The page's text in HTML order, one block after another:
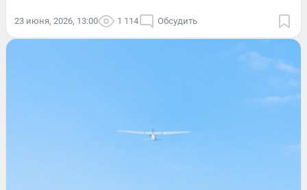
23 июня, 2026, 13:00 1 114 Обсудить